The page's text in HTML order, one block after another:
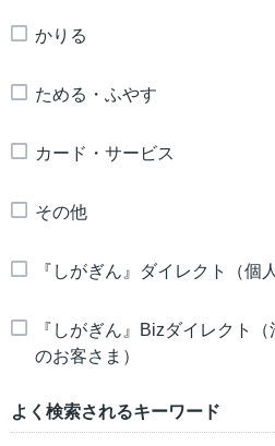
かりる
ためる・ふやす
カード・サービス
その他
『しがぎん』ダイレクト（個
『しがぎん』Bizダイレクト
のお客さま）
よく検索されるキーワード